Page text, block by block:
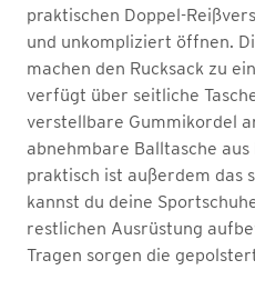
praktischen Doppel-
und unkompliziert öffnen.
machen den Rucksack zu
verfügt über seitliche
verstellbare Gummikordel
abnehmbare Balltasche
praktisch ist außerdem das
kannst du deine
restlichen Ausrüstung
Tragen sorgen die